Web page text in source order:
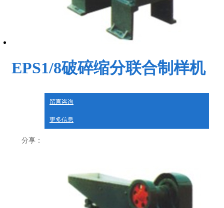
EPS1/8破碎缩分联合制样机
留言咨询
更多信息
分享：